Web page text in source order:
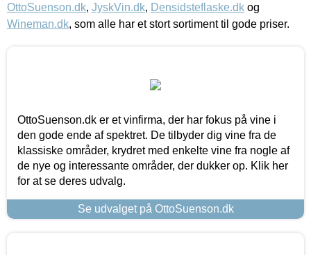
OttoSuenson.dk, JyskVin.dk, Densidsteflaske.dk og
Wineman.dk, som alle har et stort sortiment til gode priser.
OttoSuenson.dk er et vinfirma, der har fokus på vine i
den gode ende af spektret. De tilbyder dig vine fra de
klassiske områder, krydret med enkelte vine fra nogle af
de nye og interessante områder, der dukker op. Klik her
for at se deres udvalg.
Se udvalget på OttoSuenson.dk